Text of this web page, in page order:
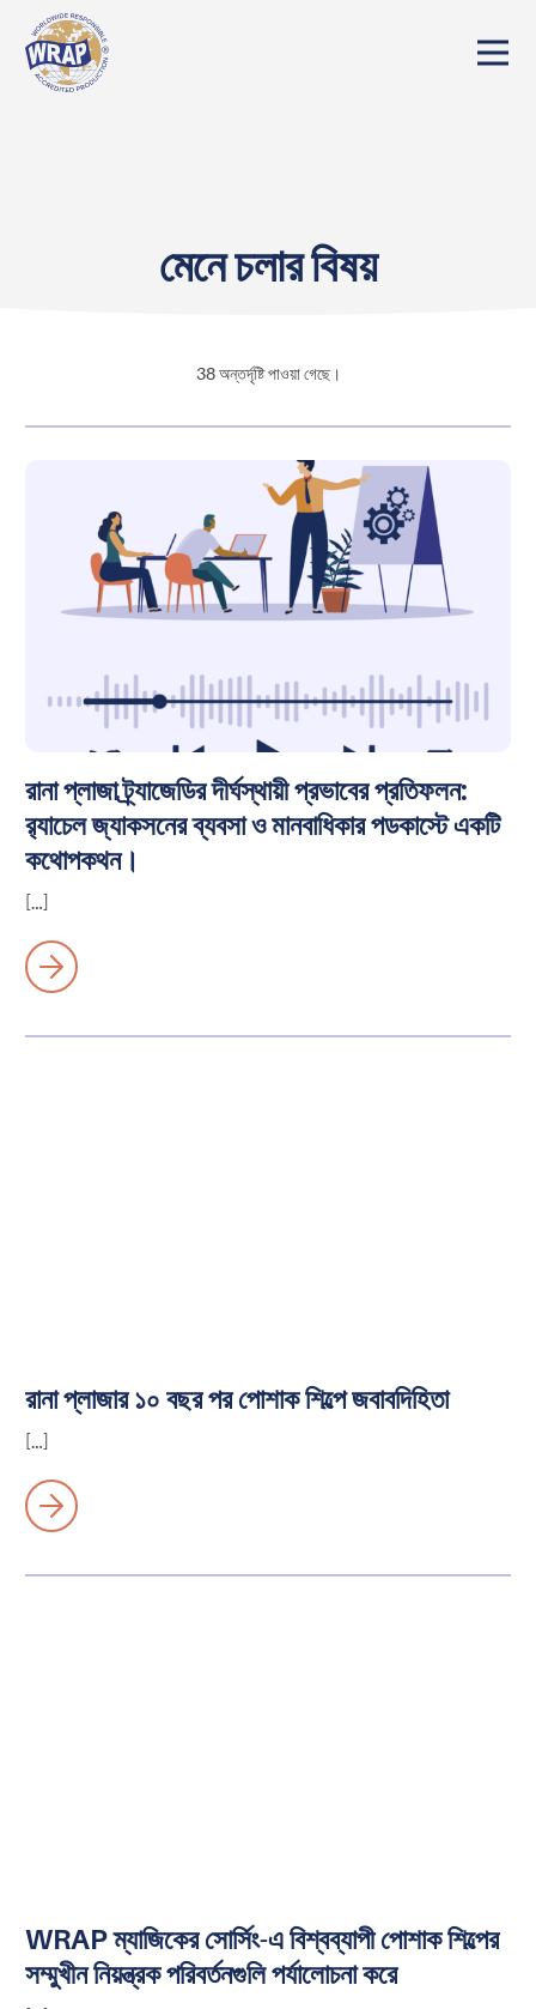
মেনে চলার বিষয়
38 অন্তর্দৃষ্টি পাওয়া গেছে।
রানা প্লাজা ট্র্যাজেডির দীর্ঘস্থায়ী প্রভাবের প্রতিফলন:
র‍্যাচেল জ্যাকসনের ব্যবসা ও মানবাধিকার পডকাস্টে একটি
কথোপকথন।
[…]
রানা প্লাজার ১০ বছর পর পোশাক শিল্পে জবাবদিহিতা
[…]
WRAP ম্যাজিকের সোর্সিং-এ বিশ্বব্যাপী পোশাক শিল্পের
সম্মুখীন নিয়ন্ত্রক পরিবর্তনগুলি পর্যালোচনা করে